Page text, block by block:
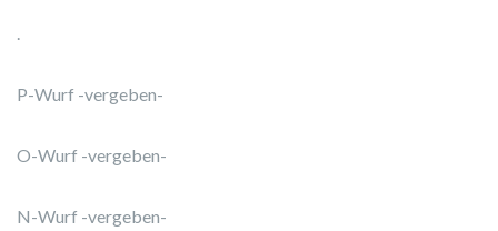
.
P-Wurf -vergeben-
O-Wurf -vergeben-
N-Wurf -vergeben-